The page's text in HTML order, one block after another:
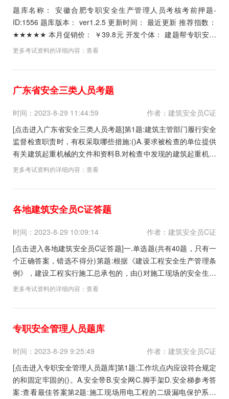
题库名称： 安徽合肥专职安全生产管理人员考核考前押题-
ID:1556 题库版本： ver1.2.5 更新时间： 最近更新 推荐指数：
★★★★★ 本月促销价： ￥39.8元 开发个体： 建题帮专职安全
更多考试资料的详细内容： 查看
广东省安全三类人员考题
时间：2023-8-29 11:44:59
作者：建筑安全员C证
[点击进入广东省安全三类人员考题]第1题:建筑主管部门履行安全
监督检查职责时，有权采取哪些措施:()A.要求被检查的单位提供
有关建筑起重机械的文件和资料B.对检查中发现的建筑起重机械
生产安全事故隐患，责令立即排除C.指令专职设备管理人员进行
检查E.重大生产安全事故隐患排除...
更多考试资料的详细内容： 查看
各地建筑安全员C证答题
时间：2023-8-29 10:09:14
作者：建筑安全员C证
[点击进入各地建筑安全员C证答题]一.单选题(共有40题，只有一
个正确答案，错选不得分)第题:根据《建设工程安全生产管理条
例》，建设工程实行施工总承包的，由()对施工现场的安全生产
负总责。A.分包单位B.建设单位C.总承包单位D.监理单位正确答
证答题请关注上面的微.信....
更多考试资料的详细内容： 查看
专职安全管理人员题库
时间：2023-8-29 9:25:49
作者：建筑安全员C证
[点击进入专职安全管理人员题库]第1题:工作坑点内应设符合规定
的和固定牢固的()。A.安全带B.安全网C.脚手架D.安全梯参考答
案:查看最佳答案第2题:施工现场用电工程的二级漏电保护系统